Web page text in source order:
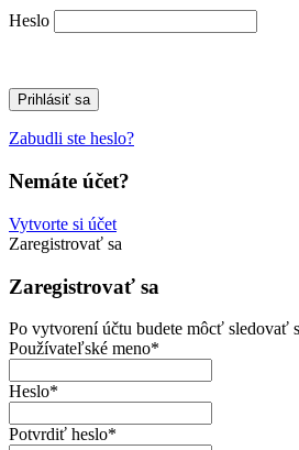
Heslo
Zabudli ste heslo?
Nemáte účet?
Vytvorte si účet
Zaregistrovať sa
Zaregistrovať sa
Po vytvorení účtu budete môcť sledovať
Používateľské meno*
Heslo*
Potvrdiť heslo*